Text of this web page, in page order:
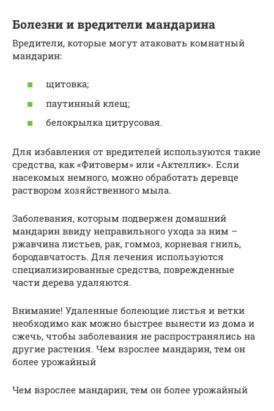
Болезни и вредители мандарина
Вредители, которые могут атаковать комнатный
мандарин:
щитовка;
паутинный клещ;
белокрылка цитрусовая.
Для избавления от вредителей используются такие
средства, как «Фитоверм» или «Актеллик». Если
насекомых немного, можно обработать деревце
раствором хозяйственного мыла.
Заболевания, которым подвержен домашний
мандарин ввиду неправильного ухода за ним –
ржавчина листьев, рак, гоммоз, корневая гниль,
бородавчатость. Для лечения используются
специализированные средства, поврежденные
части дерева удаляются.
Внимание! Удаленные болеющие листья и ветки
необходимо как можно быстрее вынести из дома и
сжечь, чтобы заболевания не распространялись на
другие растения. Чем взрослее мандарин, тем он
более урожайный
Чем взрослее мандарин, тем он более урожайный